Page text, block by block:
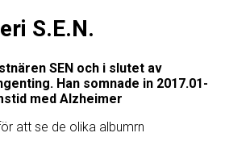
S.E.N.
SEN och i slutet av
Han somnade in 2017.01-
med Alzheimer
att se de olika albumrn